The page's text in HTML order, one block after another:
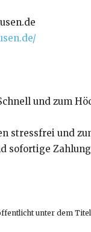
und zum
stressfrei und
sofortige
unter dem